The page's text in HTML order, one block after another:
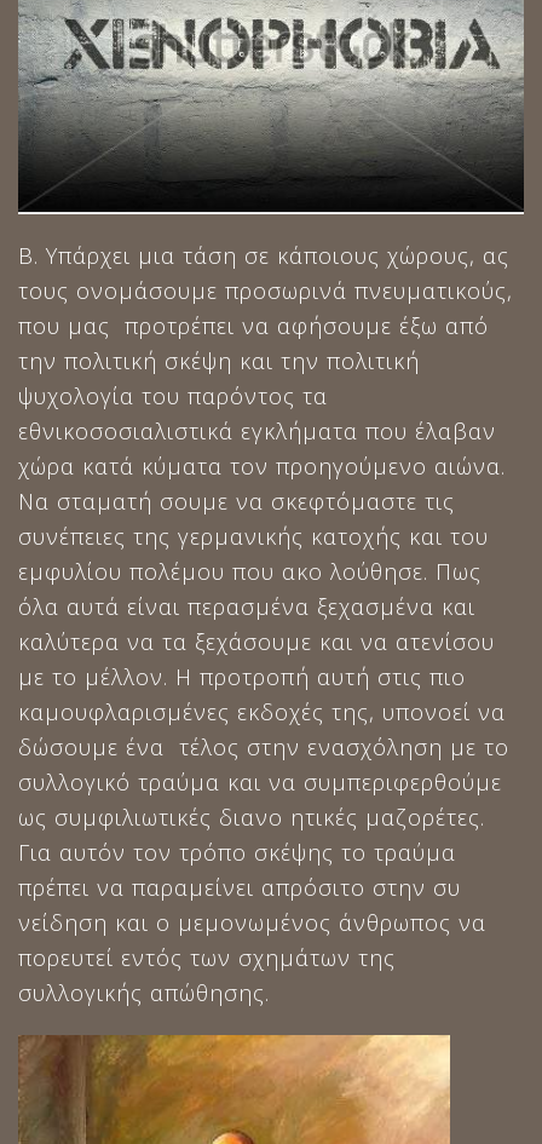
Β. Υπάρχει μια τάση σε κάποιους χώρους, ας
τους ονομάσουμε προσωρινά πνευματικούς,
που μας προτρέπει να αφήσουμε έξω από
την πολιτική σκέψη και την πολιτική
ψυχολογία του παρόντος τα
εθνικοσοσιαλιστικά εγκλήματα που έλαβαν
χώρα κατά κύματα τον προηγούμενο αιώνα.
Να σταματή σουμε να σκεφτόμαστε τις
συνέπειες της γερμανικής κατοχής και του
εμφυλίου πολέμου που ακο λούθησε. Πως
όλα αυτά είναι περασμένα ξεχασμένα και
καλύτερα να τα ξεχάσουμε και να ατενίσου
με το μέλλον. Η προτροπή αυτή στις πιο
καμουφλαρισμένες εκδοχές της, υπονοεί να
δώσουμε ένα τέλος στην ενασχόληση με το
συλλογικό τραύμα και να συμπεριφερθούμε
ως συμφιλιωτικές διανο ητικές μαζορέτες.
Για αυτόν τον τρόπο σκέψης το τραύμα
πρέπει να παραμείνει απρόσιτο στην συ
νείδηση και ο μεμονωμένος άνθρωπος να
πορευτεί εντός των σχημάτων της
συλλογικής απώθησης.